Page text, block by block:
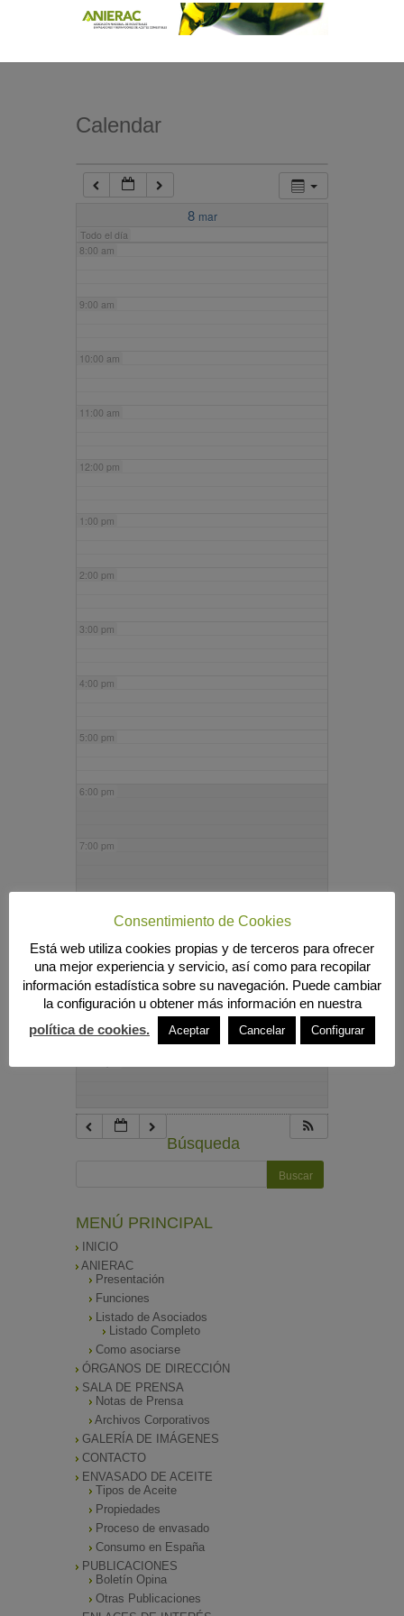
Calendar
8 mar
Todo el día
7:00 am
8:00 am
9:00 am
10:00 am
11:00 am
12:00 pm
1:00 pm
2:00 pm
3:00 pm
4:00 pm
5:00 pm
6:00 pm
7:00 pm
9:00 pm
10:00 pm
Búsqueda
MENÚ PRINCIPAL
INICIO
ANIERAC
Presentación
Funciones
Listado de Asociados
Listado Completo
Como asociarse
ÓRGANOS DE DIRECCIÓN
SALA DE PRENSA
Notas de Prensa
Archivos Corporativos
GALERÍA DE IMÁGENES
CONTACTO
ENVASADO DE ACEITE
Tipos de Aceite
Propiedades
Proceso de envasado
Consumo en España
PUBLICACIONES
Boletín Opina
Otras Publicaciones
Consentimiento de Cookies
Está web utiliza cookies propias y de terceros para ofrecer
una mejor experiencia y servicio, así como para recopilar
información estadística sobre su navegación. Puede cambiar
la configuración u obtener más información en nuestra
política de cookies.
Aceptar Cancelar Configurar